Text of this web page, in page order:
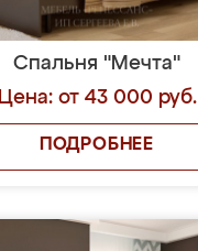
Спальня "Мечта"
Цена: от 43 000 руб.
ПОДРОБНЕЕ